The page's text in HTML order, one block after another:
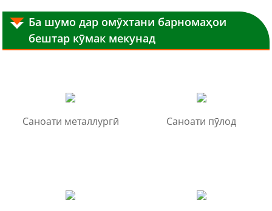
Ба шумо дар омӯхтани барномаҳои
бештар кӯмак мекунад
Саноати металлургӣ Саноати пӯлод